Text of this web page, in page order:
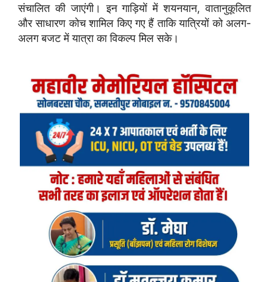
संचालित की जाएंगी। इन गाड़ियों में शयनयान, वातानुकूलित
और साधारण कोच शामिल किए गए हैं ताकि यात्रियों को अलग-
अलग बजट में यात्रा का विकल्प मिल सके।